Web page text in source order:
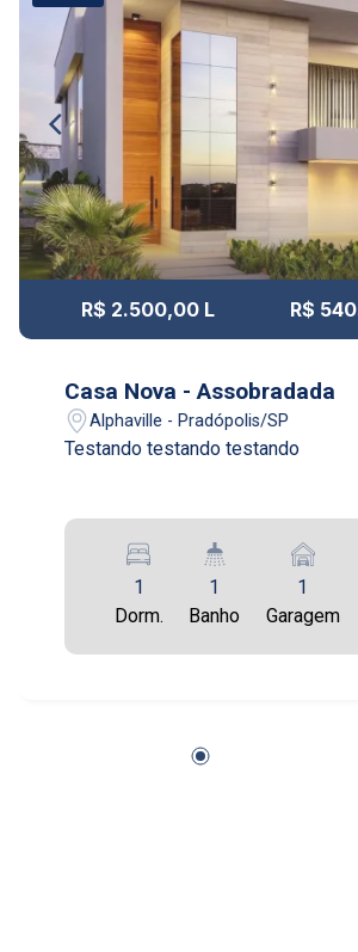
09:00
10:00
11:00
12:00
13:00
14:00
15:00
Continuar
R$ 2.500,00 L R$
Casa Nova - Assobradada
Alphaville - Pradópolis/SP
Testando testando testando
1
Dorm.
1
Banho
1
Garagem